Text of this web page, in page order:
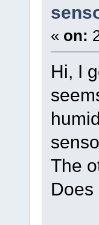
« on:
Hi, I
The
Does